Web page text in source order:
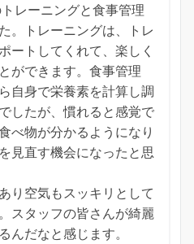
レーニングと食事管理
。トレーニングは、トレ
ートしてくれて、楽しく
ができます。食事管理
自身で栄養素を計算し調
したが、慣れると感覚で
べ物が分かるようになり
見直す機会になったと思
り空気もスッキリとして
スタッフの皆さんが綺麗
んだなと感じます。